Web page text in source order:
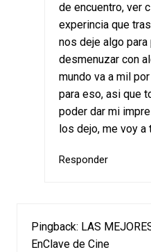
de encuentro, ver
experincia que
nos deje algo
desmenuzar con
mundo va a mil
para eso, asi que
poder dar mi
los dejo, me voy a
Responder
Pingback: LAS
EnClave de Cine